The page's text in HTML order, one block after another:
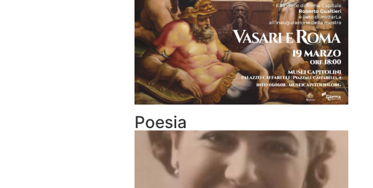
Poesia